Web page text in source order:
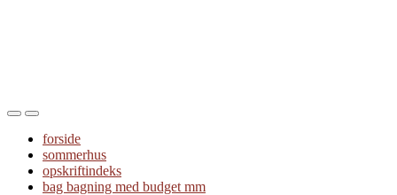
Toggle
mobile
menu
Toggle
the
search
field
forside
sommerhus
opskriftindeks
bag bagning med budget mm